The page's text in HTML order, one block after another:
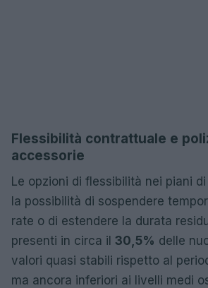
Flessibilità contrattuale e
accessorie
Le opzioni di flessibilità nei piani
la possibilità di sospendere
rate o di estendere la durata
presenti in circa il 30,5% delle
valori quasi stabili rispetto al
ma ancora inferiori ai livelli medi